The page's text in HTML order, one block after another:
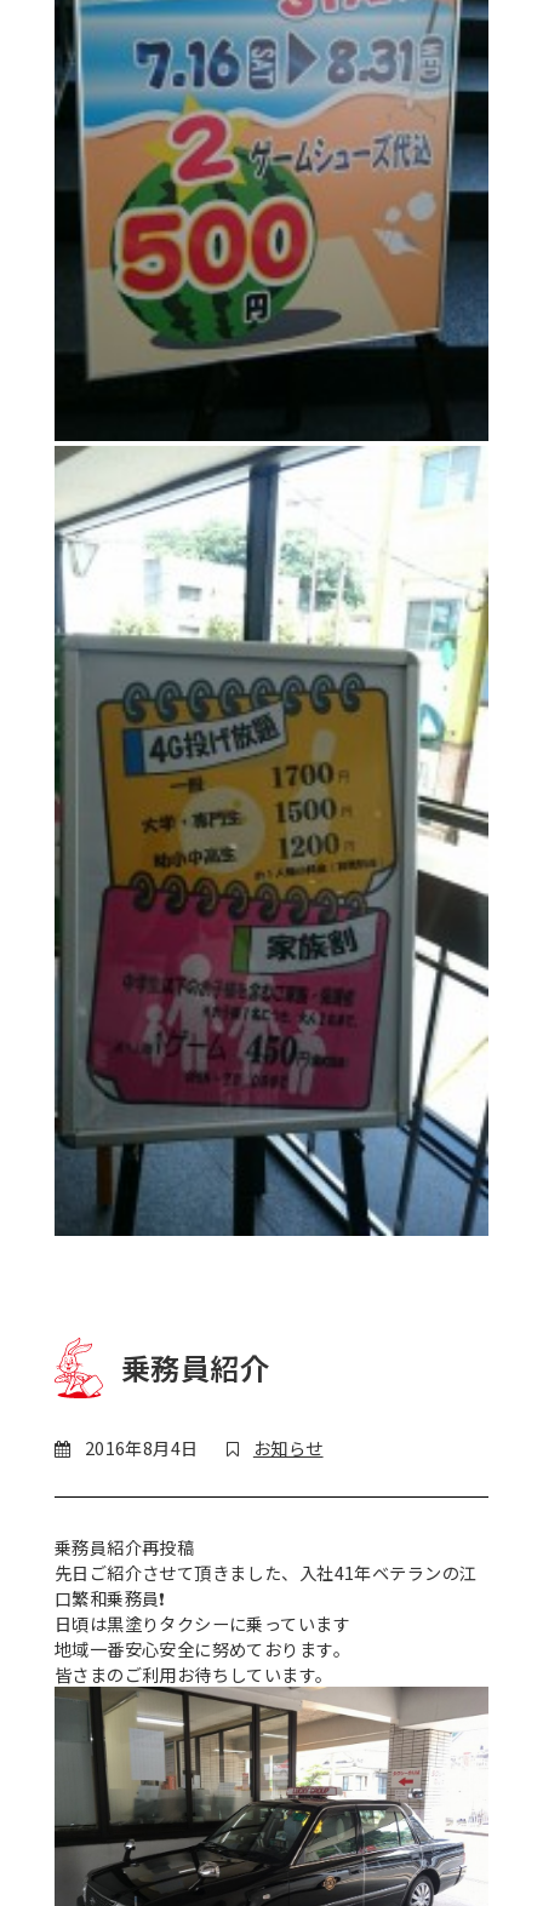
乗務員紹介
2016年8月4日 お知らせ
乗務員紹介再投稿
先日ご紹介させて頂きました、入社41年ベテランの江
口繁和乗務員❗
日頃は黒塗りタクシーに乗っています
地域一番安心安全に努めております。
皆さまのご利用お待ちしています。